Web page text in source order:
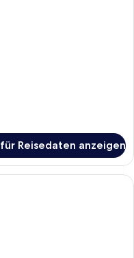
Reisedaten anzeigen